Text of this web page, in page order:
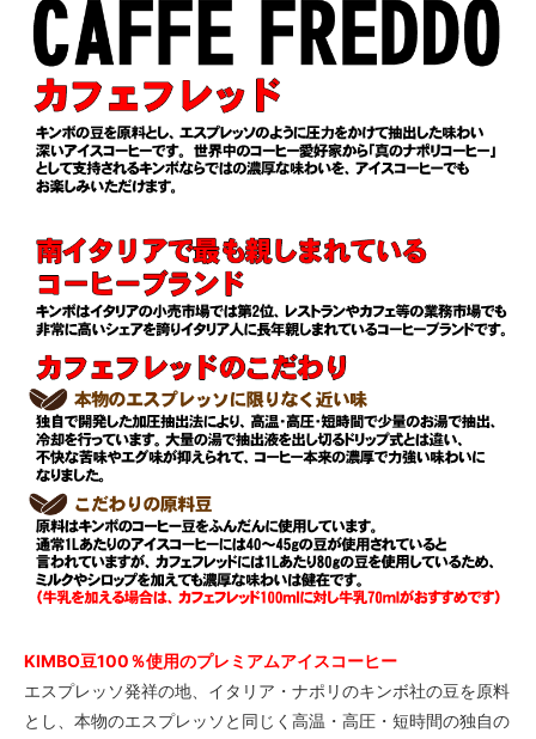
KIMBO豆100％使用のプレミアムアイスコーヒー
エスプレッソ発祥の地、イタリア・ナポリのキンボ社の豆を原料
とし、本物のエスプレッソと同じく高温・高圧・短時間の独自の